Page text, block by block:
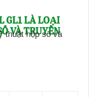
GL1LÀ LOẠI
VÀ TRUYỀN
thuật hộp số và